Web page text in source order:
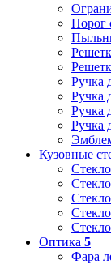
Порог
Ручка
Ручка
Ручка
Ручка
Кузовные
Оптика 5
Фара